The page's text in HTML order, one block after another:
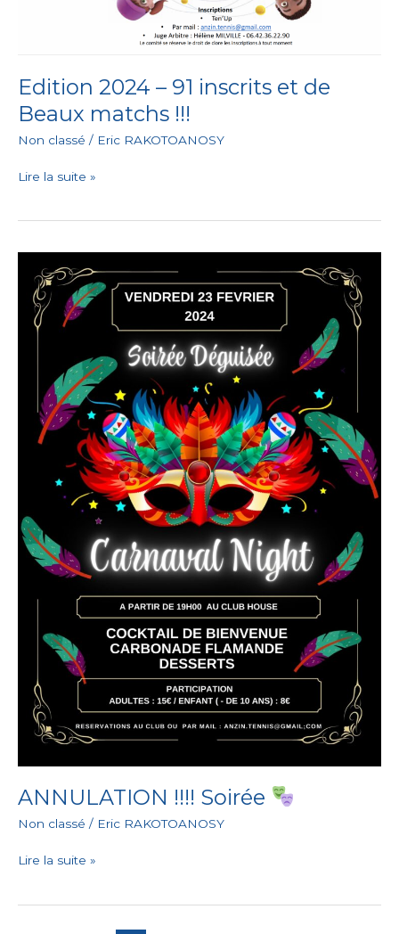
Edition 2024 – 91 inscrits et de
Beaux matchs !!!
Non classé / Eric RAKOTOANOSY
Lire la suite »
ANNULATION !!!! Soirée
Non classé / Eric RAKOTOANOSY
Soirée
Lire la suite »